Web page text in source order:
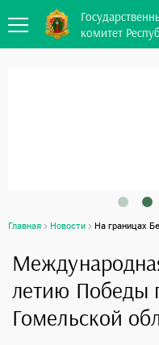
комитет
Главная Новости На границах
летию Победы
Гомельской